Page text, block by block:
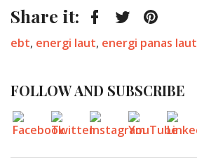
Share it: Facebook
Twitter
Tagged:
ebt, energi laut, energi panas laut
FOLLOW AND SUBSCRIBE